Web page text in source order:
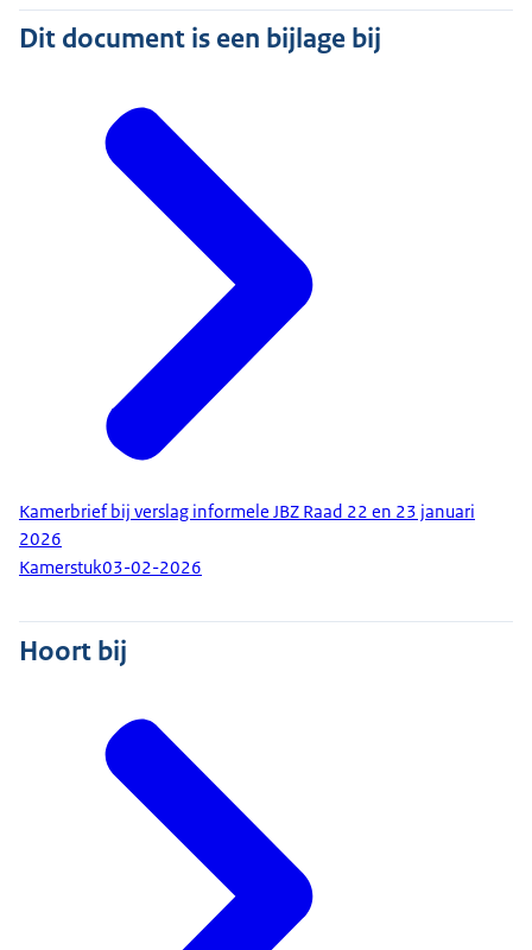
Dit document is een bijlage bij
Kamerbrief bij verslag informele JBZ Raad 22 en 23 januari
2026
Kamerstuk03-02-2026
Hoort bij